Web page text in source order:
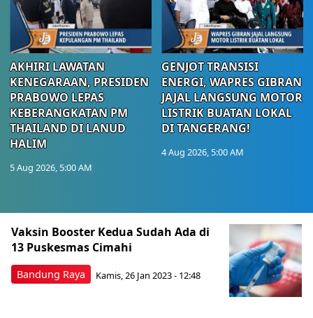
AKHIRI LAWATAN
KENEGARAAN, PRESIDEN
PRABOWO LEPAS
KEBERANGKATAN PM
THAILAND DI LANUD
HALIM
5 Aug 2026, 5:00 AM
GENJOT TRANSISI
ENERGI, WAPRES GIBRAN
JAJAL LANGSUNG MOTOR
LISTRIK BUATAN LOKAL
DI TANGERANG!
4 Aug 2026, 5:00 AM
Bandung Raya
Vaksin Booster Kedua Sudah Ada di
13 Puskesmas Cimahi
Kamis, 26 Jan 2023 - 12:48